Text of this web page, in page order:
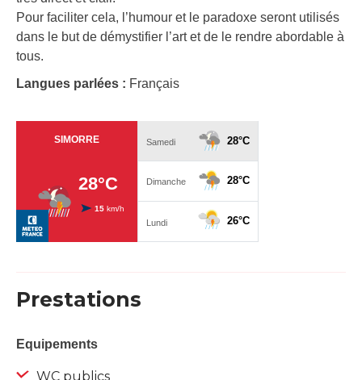
Pour faciliter cela, l’humour et le paradoxe seront utilisés
dans le but de démystifier l’art et de le rendre abordable à
tous.
Langues parlées : Français
Prestations
Equipements
WC publics